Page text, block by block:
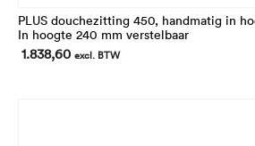
PLUS douchezitting 450, handmatig in
In hoogte 240 mm verstelbaar
1.838,60 excl. BTW